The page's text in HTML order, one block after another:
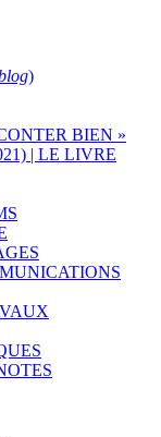
)
BIEN »
| LE LIVRE